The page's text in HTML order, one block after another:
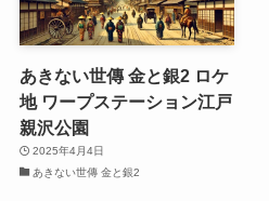
あきない世傳 金と銀2 ロケ
地 ワープステーション江戸
親沢公園
2025年4月4日
あきない世傳 金と銀2